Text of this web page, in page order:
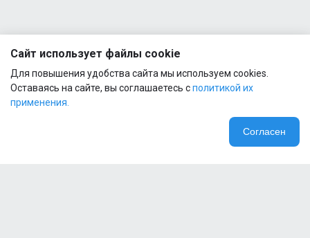
Сайт использует файлы cookie
Для повышения удобства сайта мы используем cookies.
Оставаясь на сайте, вы соглашаетесь сполитикой их
применения.
Согласен